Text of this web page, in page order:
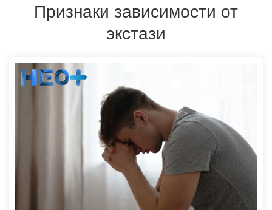
Признаки зависимости от
экстази